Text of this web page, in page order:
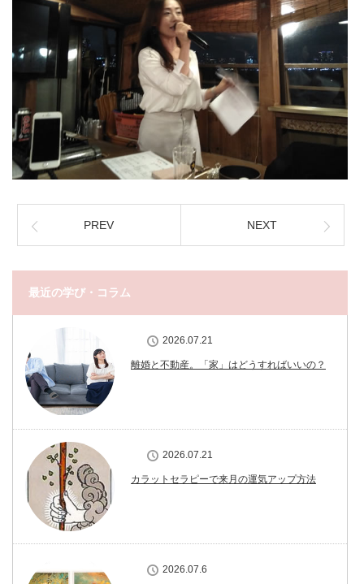
PREV NEXT
最近の学び・コラム
2026.07.21
離婚と不動産。「家」はどうすればいいの？
2026.07.21
カラットセラピーで来月の運気アップ方法
2026.07.6